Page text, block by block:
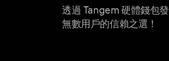
透過 Tangem 硬體錢包
無數用戶的信賴之選！